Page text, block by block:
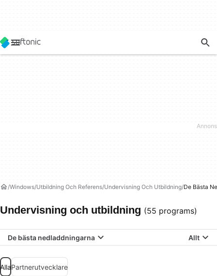
Windows Utbildning Och Referens Undervisning Och Utbildning De Bästa
Undervisning och utbildning (55 programs)
De bästa nedladdningarna Allt
AllaPartnerutvecklare